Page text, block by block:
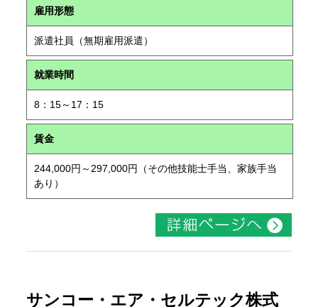
雇用形態
派遣社員（無期雇用派遣）
就業時間
8：15～17：15
賃金
244,000円～297,000円（その他技能士手当、家族手当
あり）
サンコー・エア・セルテック株式